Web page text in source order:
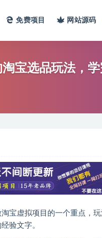
免费项目 网站源码
宝选品玩法，学
宝虚拟项目的一个重点，
验文字。